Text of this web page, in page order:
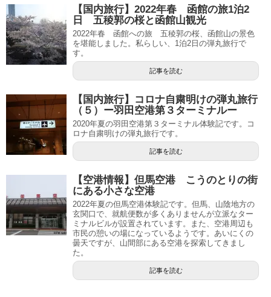
【国内旅行】2022年春 函館の旅1泊2
日 五稜郭の桜と函館山観光
2022年春 函館への旅 五稜郭の桜、函館山の景色
を堪能しました。私らしい、1泊2日の弾丸旅行で
す。
記事を読む
【国内旅行】コロナ自粛明けの弾丸旅行
（５）ー羽田空港第３ターミナルー
2020年夏の羽田空港第３ターミナル体験記です。コ
ロナ自粛明けの弾丸旅行です。
記事を読む
【空港情報】但馬空港 こうのとりの街
にある小さな空港
2022年夏の但馬空港体験記です。但馬、山陰地方の
玄関口で、就航便数が多くありませんが立派なター
ミナルビルが設置されています。また、空港周辺も
市民の憩いの場になっているようです。あいにくの
曇天ですが、山間部にある空港を探索してきまし
た。
記事を読む